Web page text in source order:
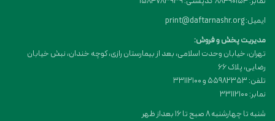
ایمیل: print@daftarnashr.org
مدیریت پخش و فروش:
تهران، خیابان وحدت اسلامی، بعد از بیمارستان رازی، کوچه خندان، نبش خیابان
رضایی، پلاک ۶۶
تلفن: 55982353 و 33112100
نمابر: 33112100
شنبه تا چهارشنبه 8 صبح تا 16 بعداز ظهر